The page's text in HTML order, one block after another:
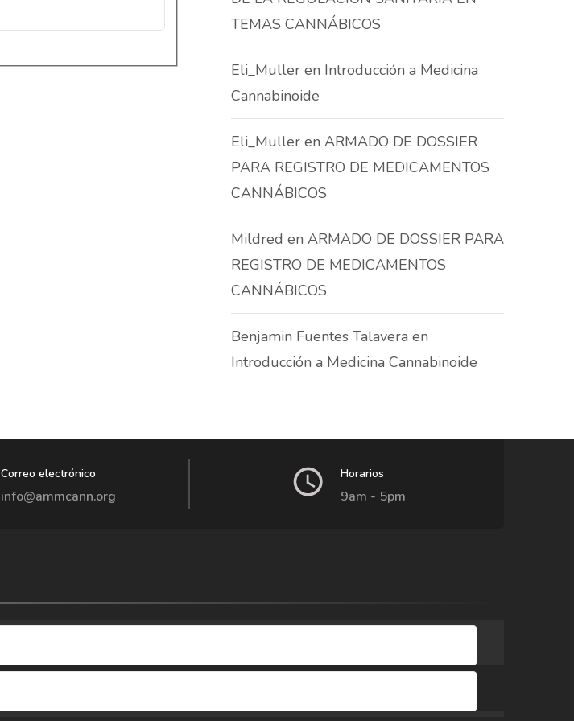
TEMAS CANNÁBICOS
Eli_Mulleren Introducción a Medicina
Cannabinoide
Eli_Mulleren ARMADO DE DOSSIER
PARA REGISTRO DE MEDICAMENTOS
CANNÁBICOS
Mildred en ARMADO DE DOSSIER PARA
REGISTRO DE MEDICAMENTOS
CANNÁBICOS
Benjamin Fuentes Talaveraen
Introducción a Medicina Cannabinoide
Correo electrónico
info@ammcann.org
Horarios
9am - 5pm